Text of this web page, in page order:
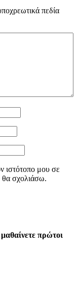
πεδία
ιστότοπο μου σε
θα σχολιάσω.
πρώτοι